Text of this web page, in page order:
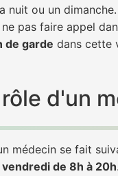
nuit ou un
pas faire appel
de garde dans cette
d'un
médecin se fait
de 8h à 20h